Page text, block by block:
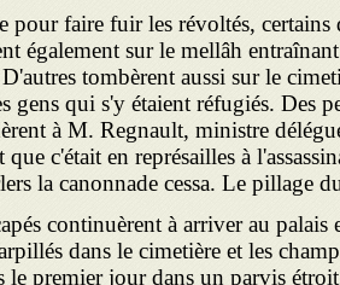
pour faire fuir les révoltés,
également sur le mellâh
tombèrent aussi sur le
gens qui s'y étaient réfugiés. Des
à M. Regnault, ministre
c'était en représailles à
la canonnade cessa. Le pillage
continuèrent à arriver au palais
dans le cimetière et les
le premier jour dans un parvis